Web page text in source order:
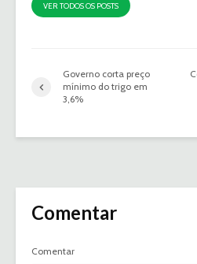
VER TODOS OS POSTS
Governo corta preço
mínimo do trigo em
3,6%
Comentar
Comentar